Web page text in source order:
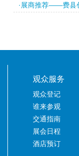
·展商推荐——费县
观众服务
观众登记
谁来参观
交通指南
展会日程
酒店预订